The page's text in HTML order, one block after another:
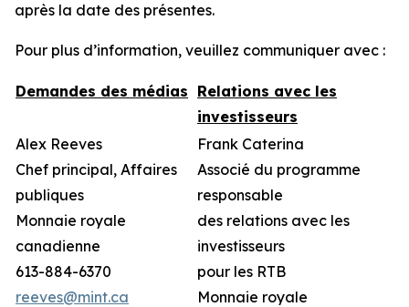
après la date des présentes.
Pour plus d’information, veuillez communiquer avec :
Demandes des médias Relations avec les
investisseurs
Alex Reeves
Chef principal, Affaires
publiques
Monnaie royale
canadienne
613-884-6370
reeves@mint.ca
Frank Caterina
Associé du programme
responsable
des relations avec les
investisseurs
pour les RTB
Monnaie royale